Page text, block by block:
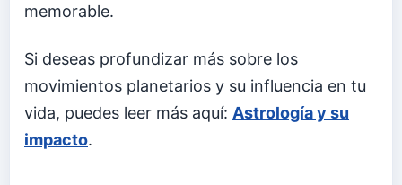
memorable.
Si deseas profundizar más sobre los
movimientos planetarios y su influencia en tu
vida, puedes leer más aquí: Astrología y su
impacto.